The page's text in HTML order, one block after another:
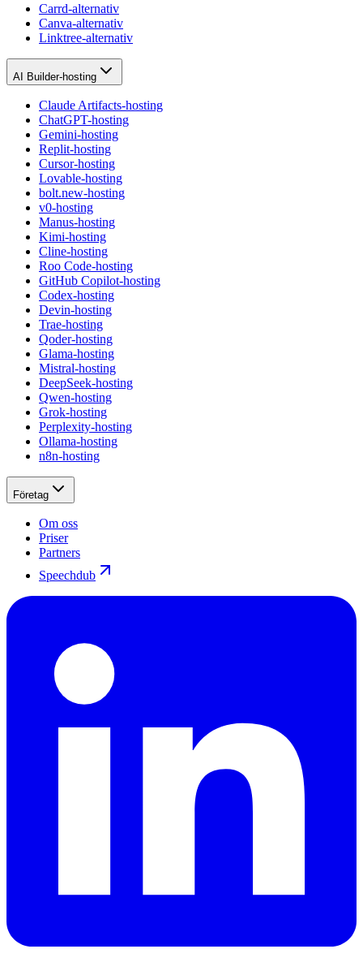
Carrd-alternativ
Canva-alternativ
Linktree-alternativ
AI Builder-hosting
Claude Artifacts-hosting
ChatGPT-hosting
Gemini-hosting
Replit-hosting
Cursor-hosting
Lovable-hosting
bolt.new-hosting
v0-hosting
Manus-hosting
Kimi-hosting
Cline-hosting
Roo Code-hosting
GitHub Copilot-hosting
Codex-hosting
Devin-hosting
Trae-hosting
Qoder-hosting
Glama-hosting
Mistral-hosting
DeepSeek-hosting
Qwen-hosting
Grok-hosting
Perplexity-hosting
Ollama-hosting
n8n-hosting
Företag
Om oss
Priser
Partners
Speechdub